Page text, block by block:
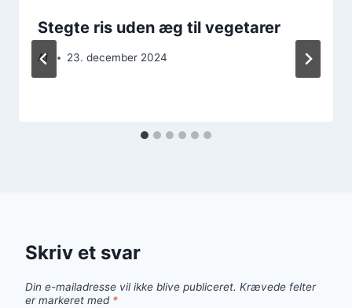
Stegte ris uden æg til vegetarer
Af 23. december 2024
Skriv et svar
Din e-mailadresse vil ikke blive publiceret. Krævede felter
er markeret med *